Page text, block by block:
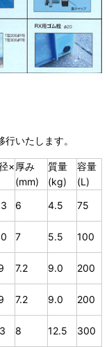
いたします。
×厚み
(mm)
質量
(kg)
容量
(L)
6 4.5
75
7 5.5
100
7.2 9.0
200
7.2 9.0
200
8 12.5
300